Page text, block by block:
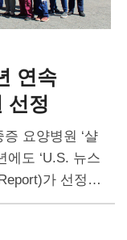
연속
선정
요양병원 ‘샬
에도 ‘U.S. 뉴스
가 선정한
Nursing Hom